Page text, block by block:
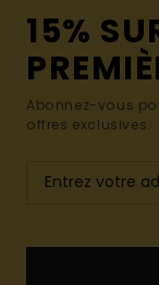
15%
Abonnez-vous
offres exclusives.